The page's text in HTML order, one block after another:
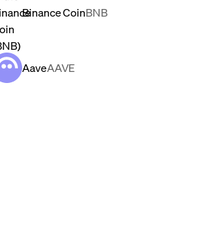
Binance CoinBNB
AaveAAVE